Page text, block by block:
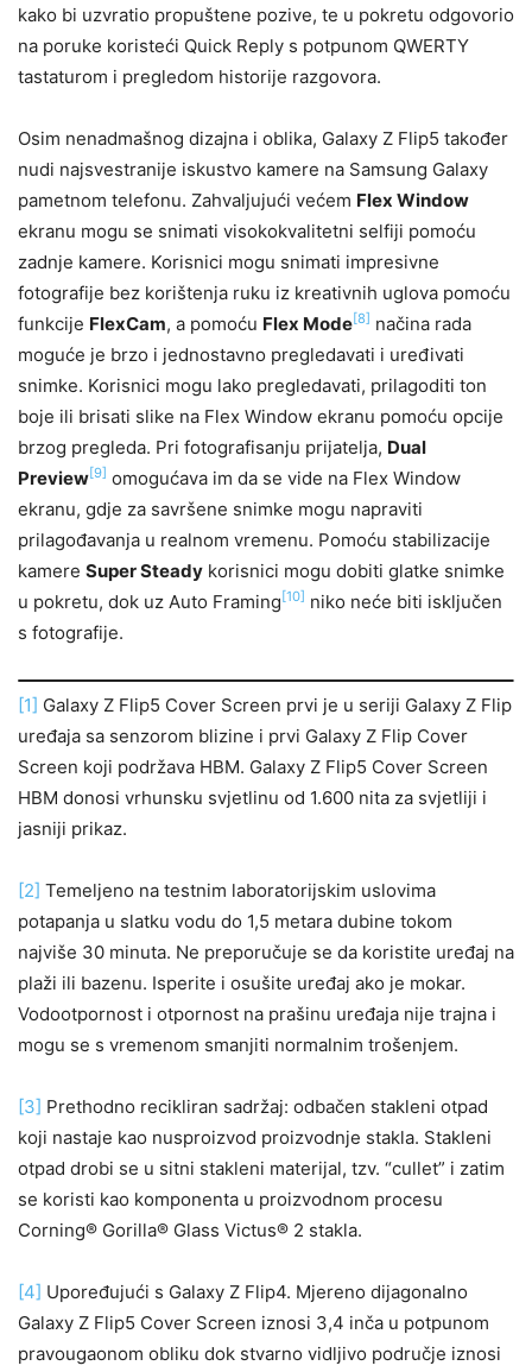
kako bi uzvratio propuštene pozive, te u pokretu odgovorio
na poruke koristeći Quick Reply s potpunom QWERTY
tastaturom i pregledom historije razgovora.
Osim nenadmašnog dizajna i oblika, Galaxy Z Flip5 također
nudi najsvestranije iskustvo kamere na Samsung Galaxy
pametnom telefonu. Zahvaljujući većem Flex Window
ekranu mogu se snimati visokokvalitetni selfiji pomoću
zadnje kamere. Korisnici mogu snimati impresivne
fotografije bez korištenja ruku iz kreativnih uglova pomoću
funkcije FlexCam, a pomoću Flex Mode[8] načina rada
moguće je brzo i jednostavno pregledavati i uređivati
snimke. Korisnici mogu lako pregledavati, prilagoditi ton
boje ili brisati slike na Flex Window ekranu pomoću opcije
brzog pregleda. Pri fotografisanju prijatelja, Dual
Preview[9] omogućava im da se vide na Flex Window
ekranu, gdje za savršene snimke mogu napraviti
prilagođavanja u realnom vremenu. Pomoću stabilizacije
kamere Super Steady korisnici mogu dobiti glatke snimke
u pokretu, dok uz Auto Framing [10] niko neće biti isključen
s fotografije.
[1] Galaxy Z Flip5 Cover Screen prvi je u seriji Galaxy Z Flip
uređaja sa senzorom blizine i prvi Galaxy Z Flip Cover
Screen koji podržava HBM. Galaxy Z Flip5 Cover Screen
HBM donosi vrhunsku svjetlinu od 1.600 nita za svjetliji i
jasniji prikaz.
[2] Temeljeno na testnim laboratorijskim uslovima
potapanja u slatku vodu do 1,5 metara dubine tokom
najviše 30 minuta. Ne preporučuje se da koristite uređaj na
plaži ili bazenu. Isperite i osušite uređaj ako je mokar.
Vodootpornost i otpornost na prašinu uređaja nije trajna i
mogu se s vremenom smanjiti normalnim trošenjem.
[3] Prethodno recikliran sadržaj: odbačen stakleni otpad
koji nastaje kao nusproizvod proizvodnje stakla. Stakleni
otpad drobi se u sitni stakleni materijal, tzv. “cullet” i zatim
se koristi kao komponenta u proizvodnom procesu
Corning® Gorilla® Glass Victus® 2 stakla.
[4] Upoređujući s Galaxy Z Flip4. Mjereno dijagonalno
Galaxy Z Flip5 Cover Screen iznosi 3,4 inča u potpunom
pravougaonom obliku dok stvarno vidljivo područje iznosi